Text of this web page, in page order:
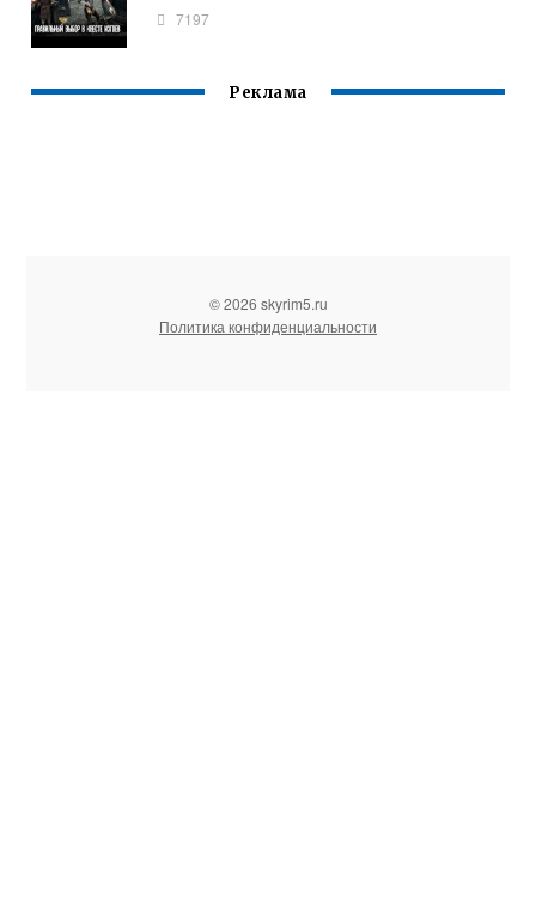
7197
Реклама
© 2026 skyrim5.ru
Политика конфиденциальности